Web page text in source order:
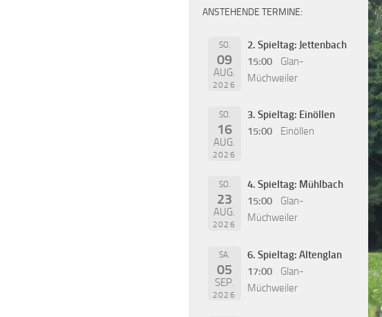
ANSTEHENDE TERMINE:
SO.
09
AUG.
2026
2. Spieltag: Jettenbach
15:00
Glan-
Müchweiler
SO.
16
AUG.
2026
3. Spieltag: Einöllen
15:00
Einöllen
SO.
23
AUG.
2026
4. Spieltag: Mühlbach
15:00
Glan-
Müchweiler
SA.
05
SEP.
2026
6. Spieltag: Altenglan
17:00
Glan-
Müchweiler